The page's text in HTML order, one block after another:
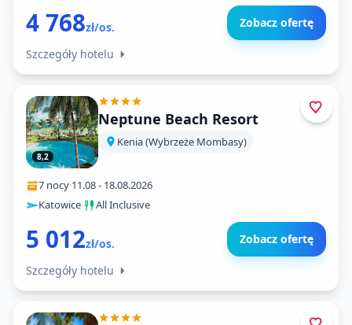
4 768zł/os. Zobacz ofertę
Szczegóły hotelu
8,2
Neptune Beach Resort
Kenia (Wybrzeże Mombasy)
7 nocy·11.08- 18.08.2026
Katowice· All Inclusive
5 012zł/os. Zobacz ofertę
Szczegóły hotelu